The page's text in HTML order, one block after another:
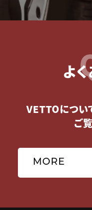
よ
VETTOについ
ご
MORE